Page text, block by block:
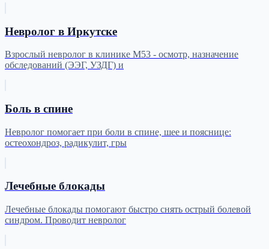
Невролог в Иркутске
Взрослый невролог в клинике М53 - осмотр, назначение
обследований (ЭЭГ, УЗДГ) и
Боль в спине
Невролог помогает при боли в спине, шее и пояснице:
остеохондроз, радикулит, гры
Лечебные блокады
Лечебные блокады помогают быстро снять острый болевой
синдром. Проводит невролог